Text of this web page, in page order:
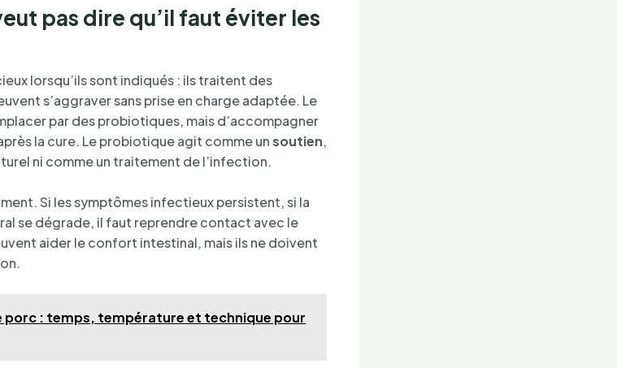
pas dire qu’il faut éviter les
lorsqu’ils sont indiqués : ils traitent des
s’aggraver sans prise en charge adaptée. Le
par des probiotiques, mais d’accompagner
la cure. Le probiotique agit comme unsoutien,
ni comme un traitement de l’infection.
Si les symptômes infectieux persistent, si la
se dégrade, il faut reprendre contact avec le
aider le confort intestinal, mais ils ne doivent
porc : temps, température et technique pour